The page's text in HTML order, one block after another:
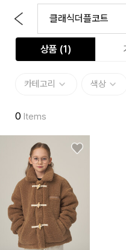
상품 (1 )
카테고리 색상
0 Items